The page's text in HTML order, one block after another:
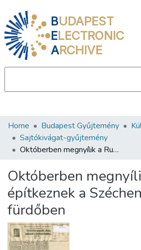
BUDAPEST
ELECTRONIC
ARCHIVE
Communities & Collections
All of DSpace
About us
Home Budapest Gyűjtemény
Sajtókivágat-gyűjtemény
Októberben megnyílik a Rudas, építkeznek a Széchenyi-fürdőben
Októberben
építkeznek a
fürdőben